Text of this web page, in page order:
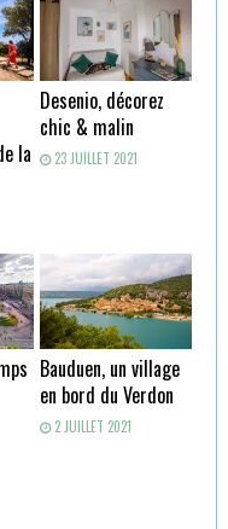
la
Desenio, décorez
chic & malin
23 JUILLET 2021
Bauduen, un village
en bord du Verdon
2 JUILLET 2021